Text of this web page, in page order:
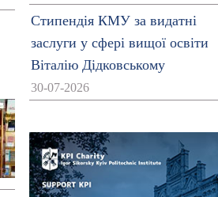
Стипендія КМУ за видатні
заслуги у сфері вищої освіти
Віталію Дідковському
30-07-2026